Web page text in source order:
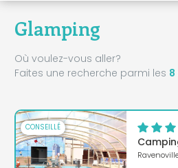
Glamping
Où voulez-vous aller?
Faites une recherche parmi les 8
CONSEILLÉ